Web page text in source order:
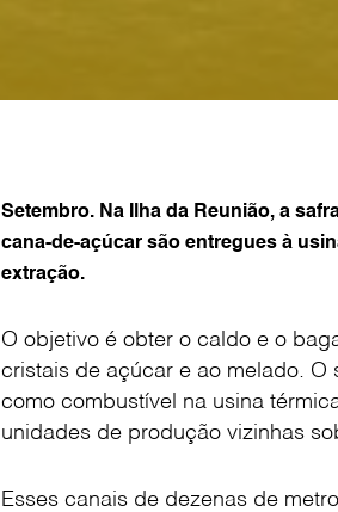
Setembro. Na Ilha da Reunião, a
cana-de-açúcar são entregues à
extração.
O objetivo é obter o caldo e o
cristais de açúcar e ao melado.
como combustível na usina
unidades de produção vizinhas
Esses canais de dezenas de